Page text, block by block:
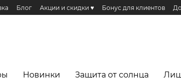
Блог Акции и скидки ♥️ Бонус для клиентов
оферта Эко сертификаты и сертификация
Новинки Защита от солнца